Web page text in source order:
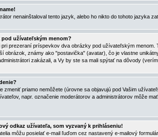
nenainštaloval tento jazyk, alebo ho nikto do tohoto jazyka
užívateľským menom?
pri prezeraní príspevkov dva obrázky pod užívateľským
obrázok, známy ako "postavička" (avatar), čo je vlastne
zakázali, a Vy by ste sa mali spýtať na dôvody
zmeniť priamo nemôžete (úrovne sa objavujú pod Vašim
napr. označenie moderátorov a administrátorov môže
odkaz užívateľa, som vyzvaný k prihláseniu!
môžu posielať e-mail ľuďom cez nastavený e-mailový